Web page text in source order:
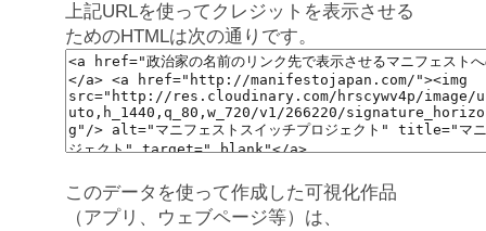
上記URLを使ってクレジットを表示させる
ためのHTMLは次の通りです。
このデータを使って作成した可視化作品
（アプリ、ウェブページ等）は、